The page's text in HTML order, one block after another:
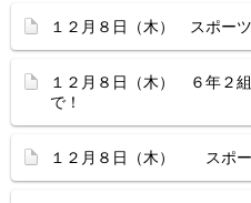
１２月８日（木） スポー
１２月８日（木） ６年２
で！
１２月８日（木） スポー